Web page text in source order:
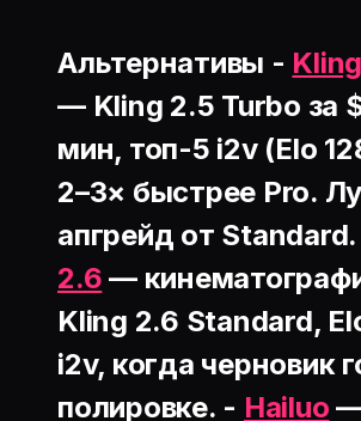
Альтернативы -
— Kling 2.5 Turbo за
мин, топ-5 i2v (Elo
2–3× быстрее Pro.
апгрейд от
2.6 —
Kling 2.6 Standard,
i2v, когда черновик
полировке. - Hailuo